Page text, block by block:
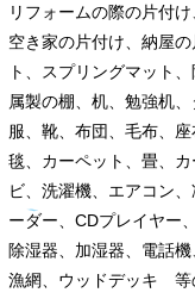
リフォームの際の片付
空き家の片付け、納屋
ト、スプリングマット
属製の棚、机、勉強机
服、靴、布団、毛布、
毯、カーペット、畳、
ビ、洗濯機、エアコン
ーダー、CDプレイヤー
除湿器、加湿器、電話
漁網、ウッドデッキ 等